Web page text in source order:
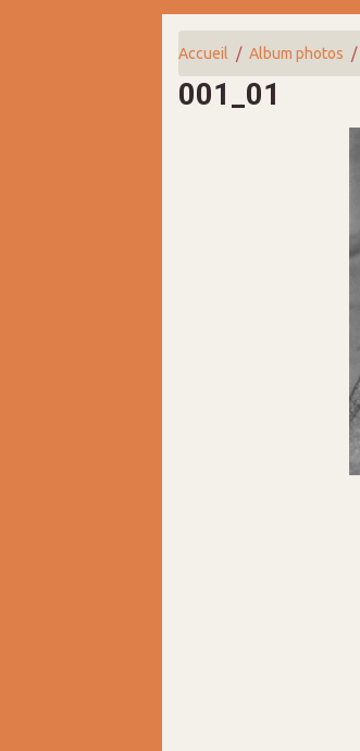
Accueil Album photos
001_01